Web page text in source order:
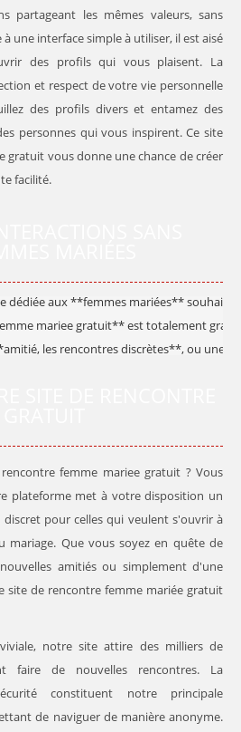
partageant les mêmes valeurs, sans
une interface simple à utiliser, il est aisé
des profils qui vous plaisent. La
et respect de votre vie personnelle
des profils divers et entamez des
personnes qui vous inspirent. Ce site
gratuit vous donne une chance de créer
facilité.
dédiée aux **femmes mariées**
mariee gratuit** est totalement
les rencontres discrètes**, ou une
femme mariee gratuit ? Vous
plateforme met à votre disposition un
pour celles qui veulent s'ouvrir à
mariage. Que vous soyez en quête de
amitiés ou simplement d'une
site de rencontre femme mariée gratuit
notre site attire des milliers de
faire de nouvelles rencontres. La
constituent notre principale
de naviguer de manière anonyme.